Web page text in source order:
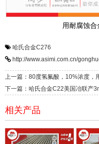
用耐腐蚀合
哈氏合金C276
http://www.asimi.com.cn/
上一篇：80度氢氟酸，10%浓度，
下一篇：哈氏合金C22美国冶联产
相关产品